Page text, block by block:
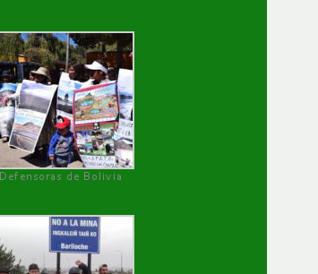
Defensoras de Bolivia